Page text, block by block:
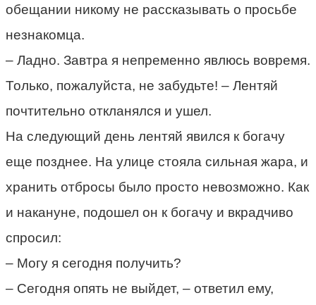
обещании никому не рассказывать о просьбе
незнакомца.
– Ладно. Завтра я непременно явлюсь вовремя.
Только, пожалуйста, не забудьте! – Лентяй
почтительно откланялся и ушел.
На следующий день лентяй явился к богачу
еще позднее. На улице стояла сильная жара, и
хранить отбросы было просто невозможно. Как
и накануне, подошел он к богачу и вкрадчиво
спросил:
– Могу я сегодня получить?
– Сегодня опять не выйдет, – ответил ему,